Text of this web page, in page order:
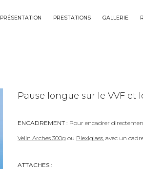
PRÉSENTATION PRESTATIONS GALLERIE
Pause longue sur le VVF et
ENCADREMENT : Pour encadrer
Velin Arches 300g ou Plexiglass, avec un
ATTACHES :